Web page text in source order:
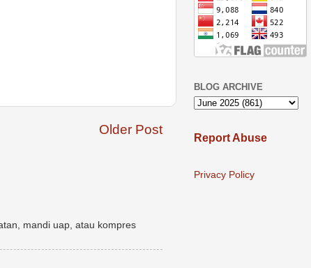
Older Post
mandi uap, atau kompres
BLOG ARCHIVE
Report Abuse
Privacy Policy